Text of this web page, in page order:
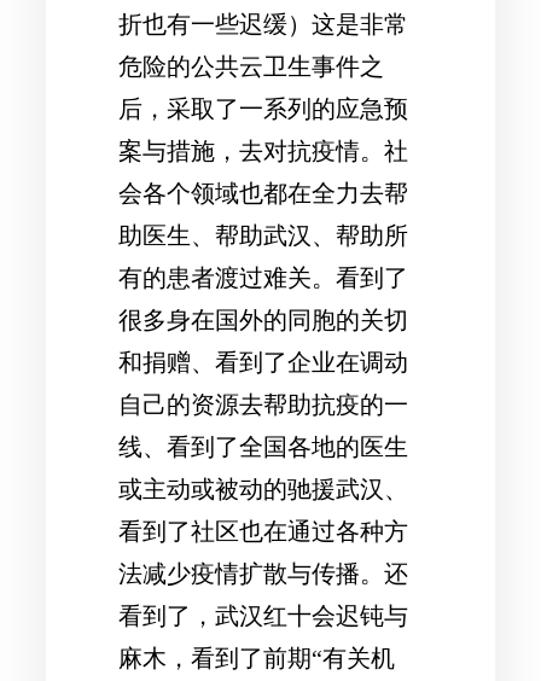
折也有一些迟缓）这是非常
危险的公共云卫生事件之
后，采取了一系列的应急预
案与措施，去对抗疫情。社
会各个领域也都在全力去帮
助医生、帮助武汉、帮助所
有的患者渡过难关。看到了
很多身在国外的同胞的关切
和捐赠、看到了企业在调动
自己的资源去帮助抗疫的一
线、看到了全国各地的医生
或主动或被动的驰援武汉、
看到了社区也在通过各种方
法减少疫情扩散与传播。还
看到了，武汉红十会迟钝与
麻木，看到了前期“有关机